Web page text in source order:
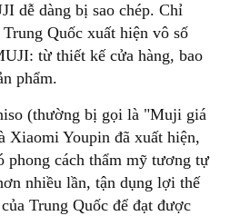
dễ dàng bị sao chép. Chỉ
Quốc xuất hiện vô số
từ thiết kế cửa hàng, bao
phẩm.
(thường bị gọi là "Muji giá
Xiaomi Youpin đã xuất hiện,
phong cách thẩm mỹ tương tự
nhiều lần, tận dụng lợi thế
Trung Quốc để đạt được